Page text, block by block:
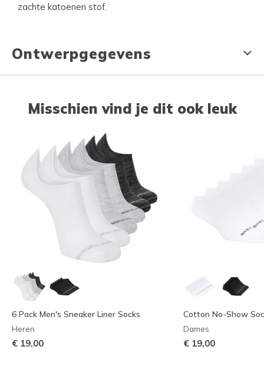
zachte katoenen stof.
Ontwerpgegevens
Misschien vind je dit ook leuk
6 Pack Men's Sneaker Liner Socks
Heren
€ 19,00
Cotton No-Show
Dames
€ 19,00